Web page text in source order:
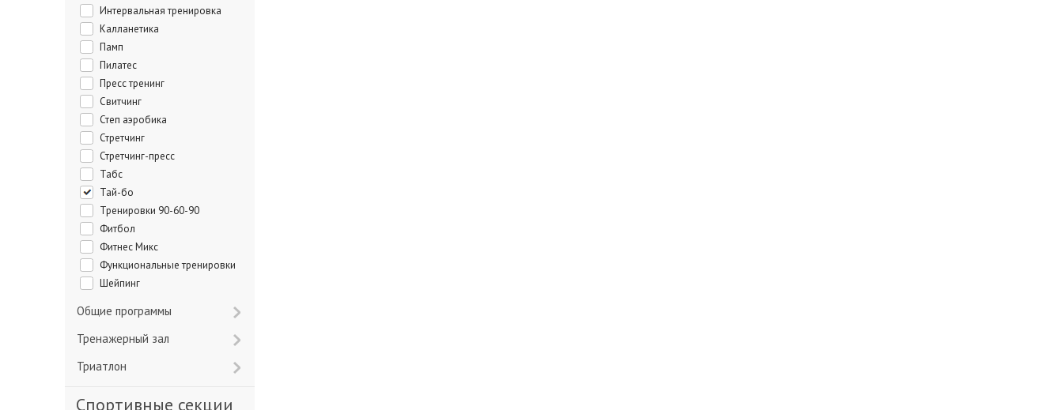
Интервальная тренировка
Калланетика
Памп
Пилатес
Пресс тренинг
Свитчинг
Степ аэробика
Стретчинг
Стретчинг-пресс
Табс
Тай-бо
Тренировки 90-60-90
Фитбол
Фитнес Микс
Функциональные тренировки
Шейпинг
Общие программы
Тренажерный зал
Триатлон
Спортивные секции